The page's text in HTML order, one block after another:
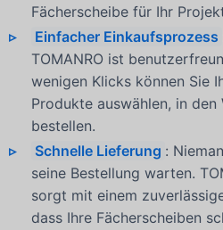
Fächerscheibe für Ihr
Einfacher Einkaufsprozess
TOMANRO ist
wenigen Klicks können Sie
Produkte auswählen, in
bestellen.
Schnelle Lieferung :
seine Bestellung warten.
sorgt mit einem
dass Ihre Fächerscheiben